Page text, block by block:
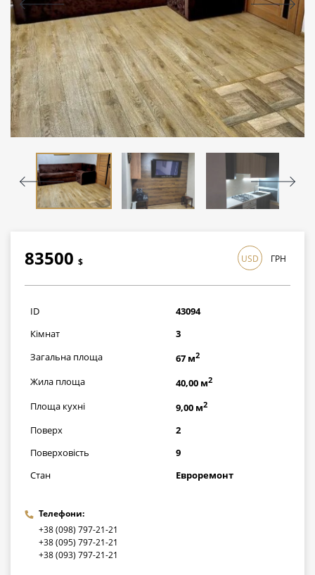
83500 $
2421500грн
USD ГРН
ID
43094
Кімнат
3
Загальна площа
67 м2
Жила площа 40,00 м2
Площа кухні 9,00 м2
Поверх
2
Поверховість
9
Стан
Евроремонт
Телефони:
+38 (098) 797-21-21
+38 (095) 797-21-21
+38 (093) 797-21-21